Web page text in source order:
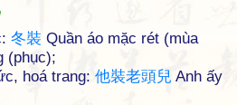
冬裝 Quần áo mặc rét (mùa
(phục);
hoá trang: 他裝老頭兒 Anh ấy